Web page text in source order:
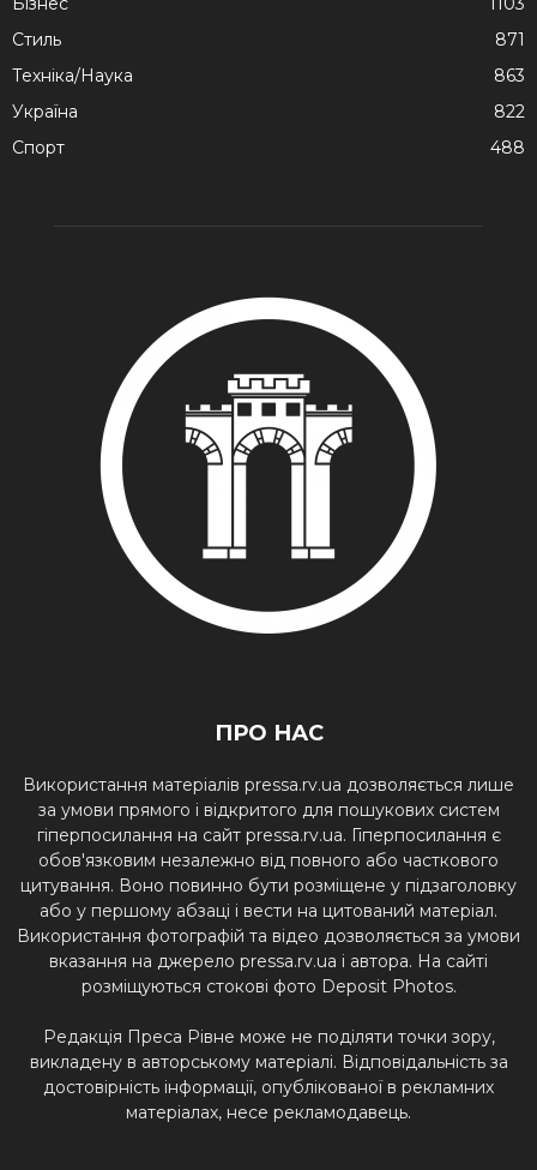
Стиль
871
Техніка/Наука
863
Україна
822
Спорт
488
ПРО НАС
Використання матеріалів pressa.rv.ua дозволяється лише
за умови прямого і відкритого для пошукових систем
гіперпосилання на сайт pressa.rv.ua. Гіперпосилання є
обов'язковим незалежно від повного або часткового
цитування. Воно повинно бути розміщене у підзаголовку
або у першому абзаці і вести на цитований матеріал.
Використання фотографій та відео дозволяється за умови
вказання на джерело pressa.rv.ua і автора. На сайті
розміщуються стокові фото Deposit Photos.
Редакція Преса Рівне може не поділяти точки зору,
викладену в авторському матеріалі. Відповідальність за
достовірність інформації, опублікованої в рекламних
матеріалах, несе рекламодавець.